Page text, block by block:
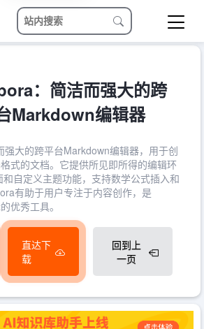
：简洁而强大的跨
Markdown编辑器
强大的跨平台Markdown编辑器，用于创
式的文档。它提供所见即所得的编辑环
自定义主题功能，支持数学公式插入和
有助于用户专注于内容创作，是
优秀工具。
直达下
载
回到上
一页